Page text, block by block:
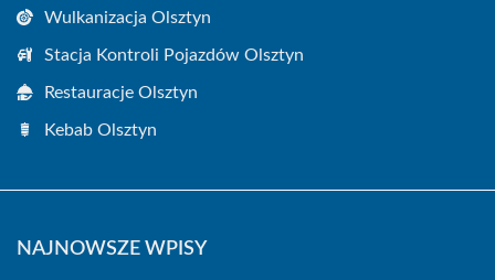
Wulkanizacja Olsztyn
Stacja Kontroli Pojazdów Olsztyn
Restauracje Olsztyn
Kebab Olsztyn
NAJNOWSZE WPISY